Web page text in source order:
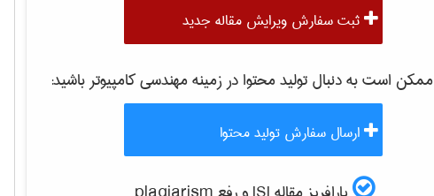
ثبت سفارش ویرایش مقاله جدید
ممکن است به دنبال تولید محتوا در زمینهمهندسی كامپيوترباشید:
ارسال سفارش تولید محتوا